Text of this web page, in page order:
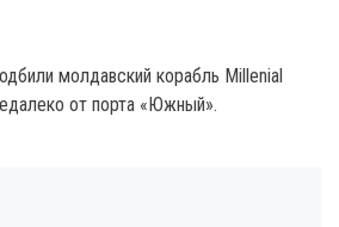
молдавский корабль Millenial
от порта «Южный».